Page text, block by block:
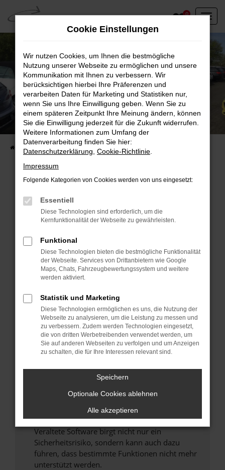
Zum
Hauptinhalt
springen
0
Unser Fahrzeugbestand vor Ort
Entdecken Sie unsere sofort verfügbaren
Fahrzeugangebote
Fehler: Network Error
Beim Laden ist ein Fehler aufgetreten.
Hier sind ein paar Tipps, die dir helfen können:
Überprüfe deine Firewall und deine
Internetverbindung.
Laden andere Webseiten, zum Beispiel deine
Suchmaschine?
Manche Erweiterungen, wie Werbeblocker,
können das Laden bestimmter Seiten
verhindern. Funktioniert die Seite in einem
anderen Browser oder in einem privaten
Fenster?
Das kann manchmal helfen, vorübergehende
Probleme zu beheben.
Stelle sicher, dass dein Browser und dein
Betriebssystem auf dem neuesten Stand
sind.
Veraltete Software birgt nicht nur ein
Sicherheitsrisiko, sondern kann auch dazu
führen, dass bestimmte Funktionen nicht mehr
unterstützt werden.
Cookie Einstellungen
Wir nutzen Cookies, um Ihnen die bestmögliche
Nutzung unserer Webseite zu ermöglichen und unsere
Kommunikation mit Ihnen zu verbessern. Wir
berücksichtigen hierbei Ihre Präferenzen und
verarbeiten Daten für Marketing und Statistiken nur,
wenn Sie uns Ihre Einwilligung geben. Wenn Sie zu
einem späteren Zeitpunkt Ihre Meinung ändern, können
Sie die Einwilligung jederzeit für die Zukunft widerrufen.
Weitere Informationen zum Umfang der
Datenverarbeitung finden Sie hier:
Datenschutzerklärung Cookie-Richtlinie
Impressum
Folgende Kategorien von Cookies werden von uns eingesetzt:
Essentiell
Diese Technologien sind erforderlich, um die
Kernfunktionalität der Webseite zu gewährleisten.
Funktional
Diese Technologien bieten die bestmögliche Funktionalität
der Webseite. Services von Drittanbietern wie Google
Maps, Chats, Fahrzeugbewertungssystem und weitere
werden aktiviert.
Statistik und Marketing
Diese Technologien ermöglichen es uns, die Nutzung der
Webseite zu analysieren, um die Leistung zu messen und
zu verbessern. Zudem werden Technologien eingesetzt,
die von dritten Werbetreibenden verwendet werden, um
Sie auf anderen Webseiten zu verfolgen und um Anzeigen
zu schalten, die für Ihre Interessen relevant sind.
Speichern
Optionale Cookies ablehnen
Alle akzeptieren